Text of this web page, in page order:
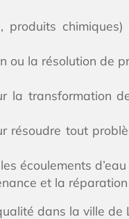
la résolution de
la transformation
résoudre tout
écoulements
et la
dans la ville de